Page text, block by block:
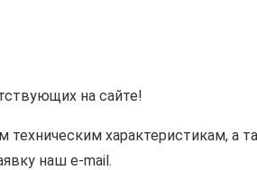
на сайте!
характеристикам, а
наш e-mail.